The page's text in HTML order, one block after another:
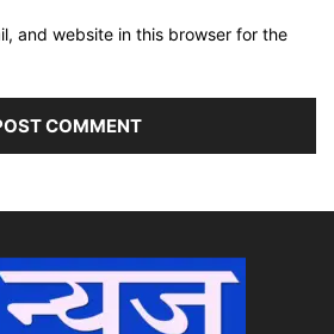
and website in this browser for the